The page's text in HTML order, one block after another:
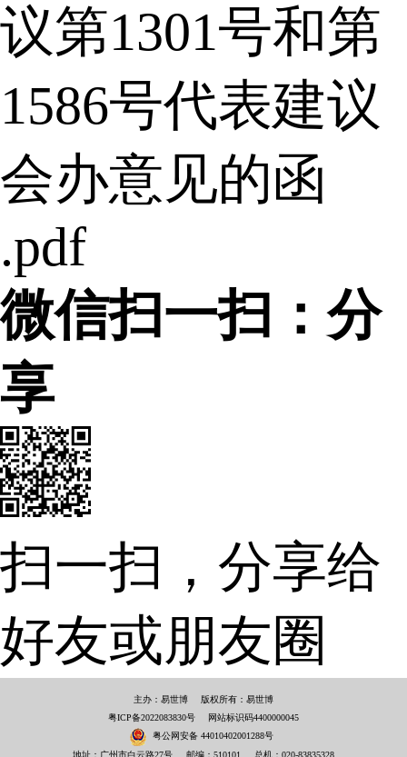
议第1301号和第
1586号代表建议
会办意见的函
.pdf
微信扫一扫：分
享
扫一扫，分享给
好友或朋友圈
主办：易世博
版权所有：易世博
粤ICP备2022083830号
网站标识码4400000045
粤公网安备 44010402001288号
地址：广州市白云路27号
邮编：510101 总机：020-83835328